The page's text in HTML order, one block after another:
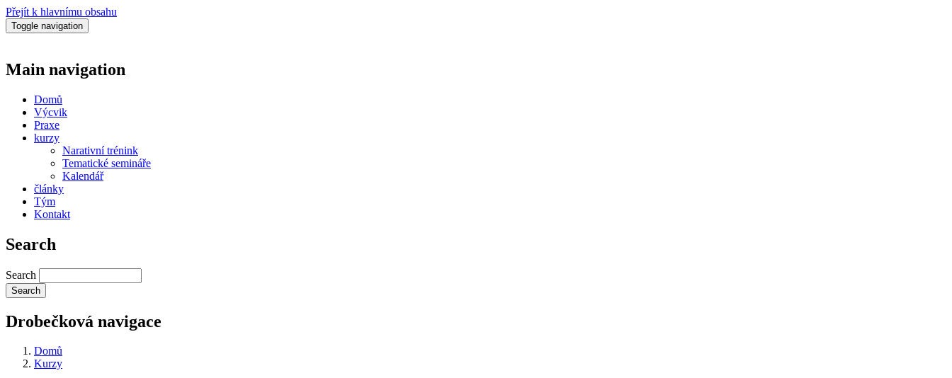
Přejít k hlavnímu obsahu
Toggle navigation
Main navigation
Domů
Výcvik
Praxe
kurzy
Narativní trénink
Tematické semináře
Kalendář
články
Tým
Kontakt
Search
Search
Drobečková navigace
Domů
Kurzy